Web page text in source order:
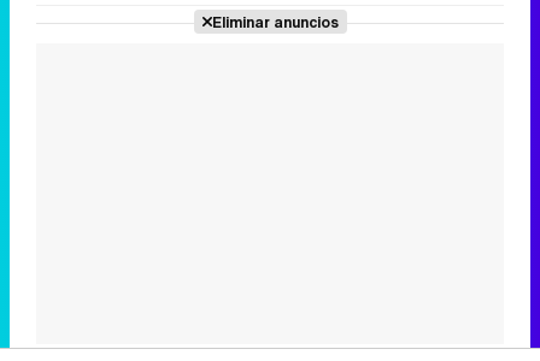
Eliminar anuncios